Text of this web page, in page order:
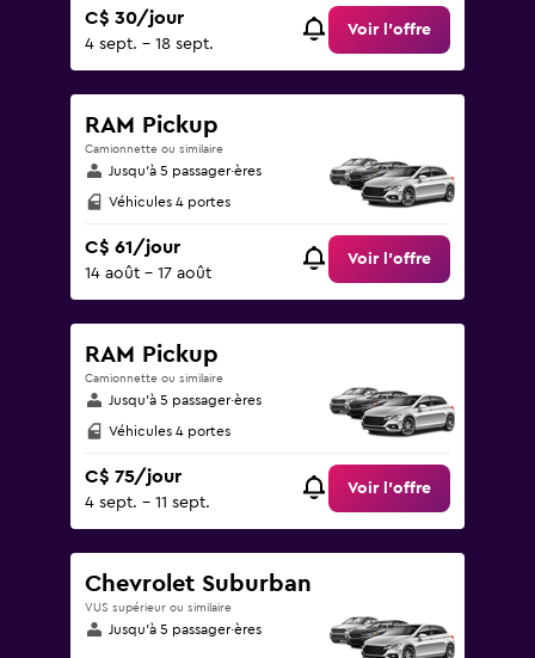
C$ 30/jour
4 sept. - 18 sept.
Voir l’offre
RAM Pickup
Camionnette ou similaire
Jusqu’à 5 passager·ères
Véhicules 4 portes
C$ 61/jour
14 août - 17 août
Voir l’offre
RAM Pickup
Camionnette ou similaire
Jusqu’à 5 passager·ères
Véhicules 4 portes
C$ 75/jour
4 sept. - 11 sept.
Voir l’offre
Chevrolet Suburban
VUS supérieur ou similaire
Jusqu’à 5 passager·ères